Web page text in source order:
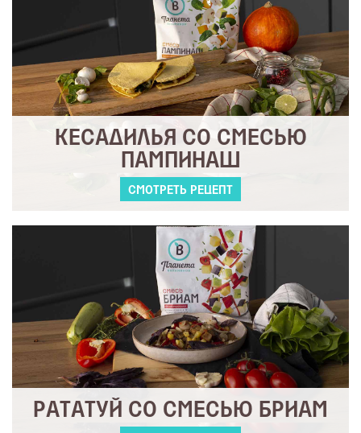
КЕСАДИЛЬЯ СО СМЕСЬЮ
ПАМПИНАШ
СМОТРЕТЬ РЕЦЕПТ
РАТАТУЙ СО СМЕСЬЮ БРИАМ